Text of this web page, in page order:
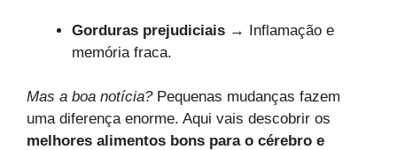
Gorduras prejudiciais → Inflamação e
memória fraca.
Mas a boa notícia?Pequenas mudanças fazem
uma diferença enorme. Aqui vais descobrir os
melhores alimentos bons para o cérebro e